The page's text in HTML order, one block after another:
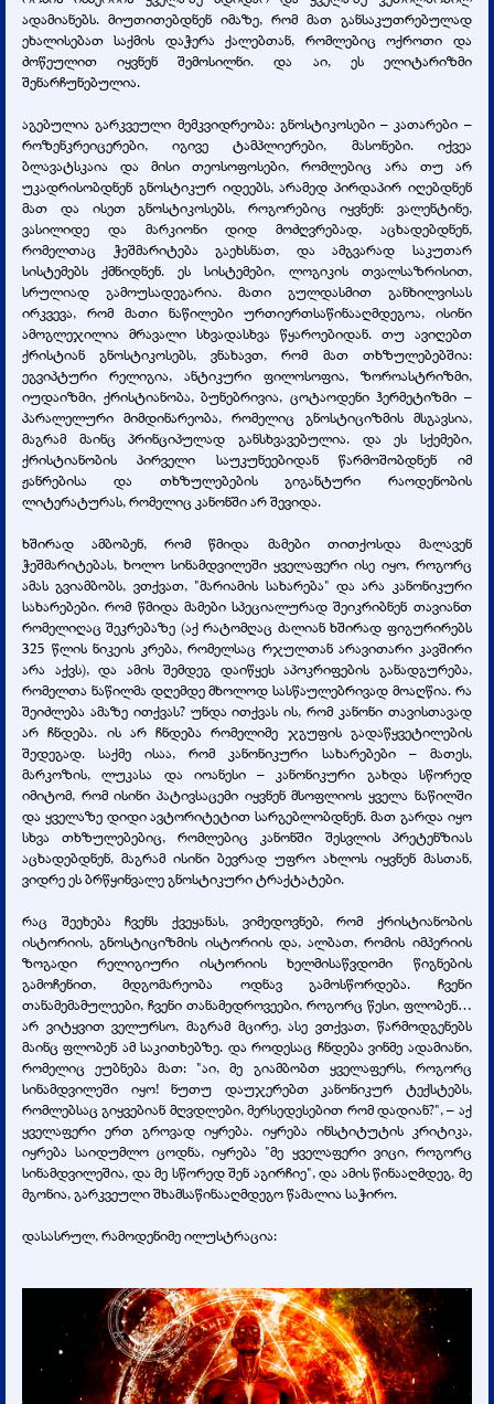
ადამიანებს. მიუთითებდნენ იმაზე, რომ მათ განსაკუთრებულად
ეხალისებათ საქმის დაჭერა ქალებთან, რომლებიც ოქროთი და
ძოწეულით იყვნენ შემოსილნი. და აი, ეს ელიტარიზმი
შენარჩუნებულია.
აგებულია გარკვეული მემკვიდრეობა: გნოსტიკოსები – კათარები –
როზენკრეიცერები, იგივე ტამპლიერები, მასონები. იქვეა
ბლავატსკაია და მისი თეოსოფოსები, რომლებიც არა თუ არ
უკადრისობდნენ გნოსტიკურ იდეებს, არამედ პირდაპირ იღებდნენ
მათ და ისეთ გნოსტიკოსებს, როგორებიც იყვნენ: ვალენტინე,
ვასილიდე და მარკიონი დიდ მოძღვრებად, აცხადებდნენ,
რომელთაც ჭეშმარიტება გაეხსნათ, და ამგვარად საკუთარ
სისტემებს ქმნიდნენ. ეს სისტემები, ლოგიკის თვალსაზრისით,
სრულიად გამოუსადეგარია. მათი გულდასმით განხილვისას
ირკვევა, რომ მათი ნაწილები ურთიერთსაწინააღმდეგოა, ისინი
ამოგლეჯილია მრავალი სხვადასხვა წყაროებიდან. თუ ავიღებთ
ქრისტიან გნოსტიკოსებს, ვნახავთ, რომ მათ თხზულებებშია:
ეგვიპტური რელიგია, ანტიკური ფილოსოფია, ზოროასტრიზმი,
იუდაიზმი, ქრისტიანობა, ბუნებრივია, ცოტაოდენი ჰერმეტიზმი –
პარალელური მიმდინარეობა, რომელიც გნოსტიციზმის მსგავსია,
მაგრამ მაინც პრინციპულად განსხვავებულია. და ეს სქემები,
ქრისტიანობის პირველი საუკუნეებიდან წარმოშობდნენ იმ
ჟანრებისა და თხზულებების გიგანტური რაოდენობის
ლიტერატურას, რომელიც კანონში არ შევიდა.
ხშირად ამბობენ, რომ წმიდა მამები თითქოსდა მალავენ
ჭეშმარიტებას, ხოლო სინამდვილეში ყველაფერი ისე იყო, როგორც
ამას გვიამბობს, ვთქვათ, "მარიამის სახარება" და არა კანონიკური
სახარებები. რომ წმიდა მამები სპეციალურად შეიკრიბნენ თავიანთ
რომელიღაც შეკრებაზე (აქ რატომღაც ძალიან ხშირად ფიგურირებს
325 წლის ნიკეის კრება, რომელსაც რჯულთან არავითარი კავშირი
არა აქვს), და ამის შემდეგ დაიწყეს აპოკრიფების განადგურება,
რომელთა ნაწილმა დღემდე მხოლოდ სასწაულებრივად მოაღწია. რა
შეიძლება ამაზე ითქვას? უნდა ითქვას ის, რომ კანონი თავისთავად
არ ჩნდება. ის არ ჩნდება რომელიმე ჯგუფის გადაწყვეტილების
შედეგად. საქმე ისაა, რომ კანონიკური სახარებები – მათეს,
მარკოზის, ლუკასა და იოანესი – კანონიკური გახდა სწორედ
იმიტომ, რომ ისინი პატივსაცემი იყვნენ მსოფლიოს ყველა ნაწილში
და ყველაზე დიდი ავტორიტეტით სარგებლობდნენ. მათ გარდა იყო
სხვა თხზულებებიც, რომლებიც კანონში შესვლის პრეტენზიას
აცხადებდნენ, მაგრამ ისინი ბევრად უფრო ახლოს იყვნენ მასთან,
ვიდრე ეს ბრწყინვალე გნოსტიკური ტრაქტატები.
რაც შეეხება ჩვენს ქვეყანას, ვიმედოვნებ, რომ ქრისტიანობის
ისტორიის, გნოსტიციზმის ისტორიის და, ალბათ, რომის იმპერიის
ზოგადი რელიგიური ისტორიის ხელმისაწვდომი წიგნების
გამოჩენით, მდგომარეობა ოდნავ გამოსწორდება. ჩვენი
თანამემამულეები, ჩვენი თანამედროვეები, როგორც წესი, ფლობენ…
არ ვიტყვით ველურსო, მაგრამ მცირე, ასე ვთქვათ, წარმოდგენებს
მაინც ფლობენ ამ საკითხებზე. და როდესაც ჩნდება ვინმე ადამიანი,
რომელიც ეუბნება მათ: "აი, მე გიამბობთ ყველაფერს, როგორც
სინამდვილეში იყო! ნუთუ დაუჯერებთ კანონიკურ ტექსტებს,
რომლებსაც გიყვებიან მღვდლები, მერსედესებით რომ დადიან?", – აქ
ყველაფერი ერთ გროვად იყრება. იყრება ინსტიტუტის კრიტიკა,
იყრება საიდუმლო ცოდნა, იყრება "მე ყველაფერი ვიცი, როგორც
სინამდვილეშია, და მე სწორედ შენ აგირჩიე", და ამის წინააღმდეგ, მე
მგონია, გარკვეული შხამსაწინააღმდეგო წამალია საჭირო.
დასასრულ, რამოდენიმე ილუსტრაცია: